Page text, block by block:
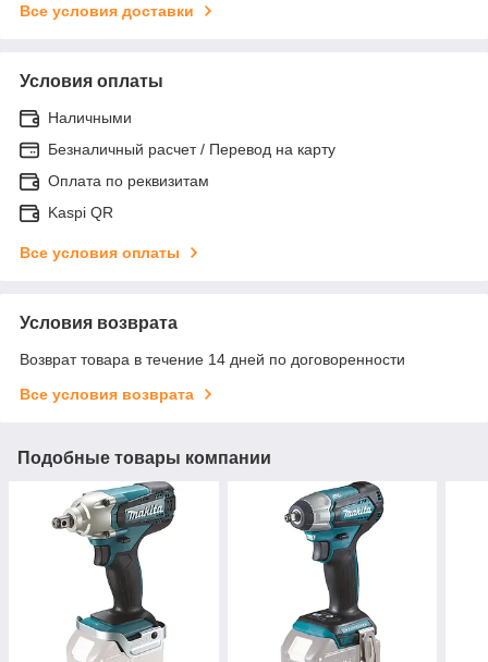
Все условия доставки
Условия оплаты
Наличными
Безналичный расчет / Перевод на карту
Оплата по реквизитам
Kaspi QR
Все условия оплаты
Условия возврата
Возврат товара в течение 14 дней по договоренности
Все условия возврата
Подобные товары компании